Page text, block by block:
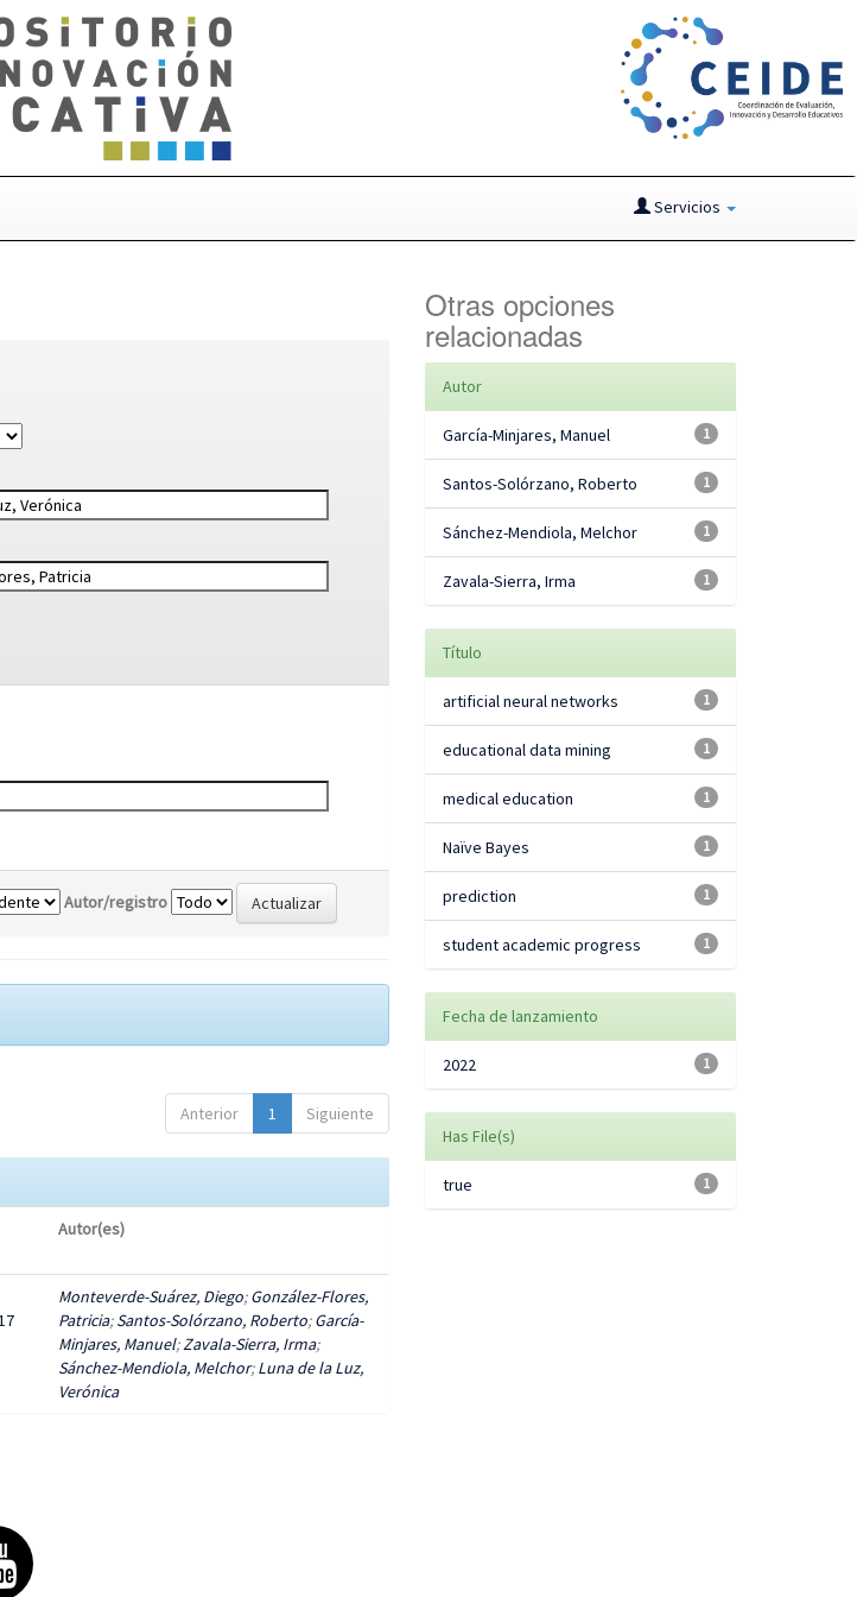
Servicios
Autor/registro
Anterior 1 Siguiente
Autor(es)
Monteverde-Suárez, Diego;González-Flores,
Patricia;Santos-Solórzano, Roberto;García-
Minjares, Manuel;Zavala-Sierra, Irma;
Sánchez-Mendiola, Melchor;Luna de la Luz,
Verónica
Otras opciones
relacionadas
Autor
1
García-Minjares, Manuel
1
Santos-Solórzano, Roberto
1
Sánchez-Mendiola, Melchor
1
Zavala-Sierra, Irma
Título
1
artificial neural networks
1
educational data mining
1
medical education
1
Naïve Bayes
1
prediction
1
student academic progress
Fecha de lanzamiento
1
2022
Has File(s)
1
true